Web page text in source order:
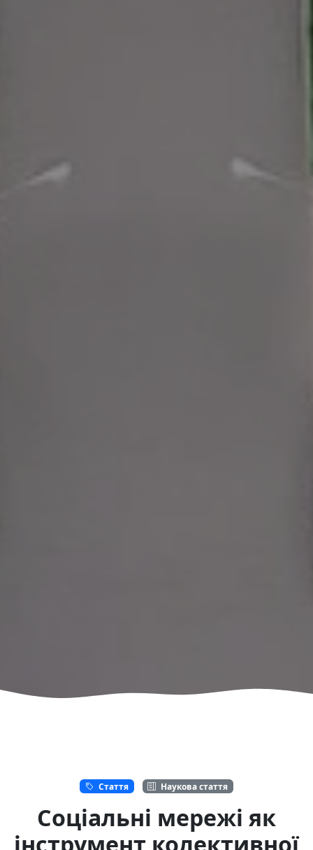
Стаття Наукова стаття
Соціальні мережі як